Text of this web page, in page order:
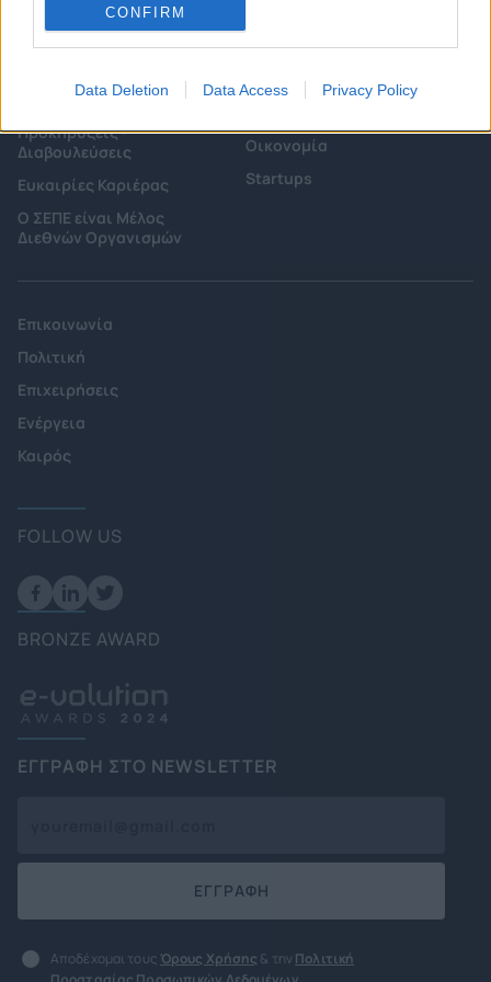
CONFIRM
Data Deletion Data Access Privacy Policy
Επιτροπές & Ομάδες
Εκδηλώσεις
Προκηρύξεις -
Διαβουλεύσεις
Ευκαιρίες Καριέρας
Ο ΣΕΠΕ είναι Μέλος
Διεθνών Οργανισμών
Τεχνολογικά Νέα
Έρευνες - Μελέτες
Οικονομία
Startups
Επικοινωνία
Πολιτική
Επιχειρήσεις
Ενέργεια
Καιρός
FOLLOW US
BRONZE AWARD
ΕΓΓΡΑΦΗ ΣΤΟ NEWSLETTER
ΕΓΓΡΑΦΗ
Αποδέχομαι τους Όρους Χρήσης & την Πολιτική